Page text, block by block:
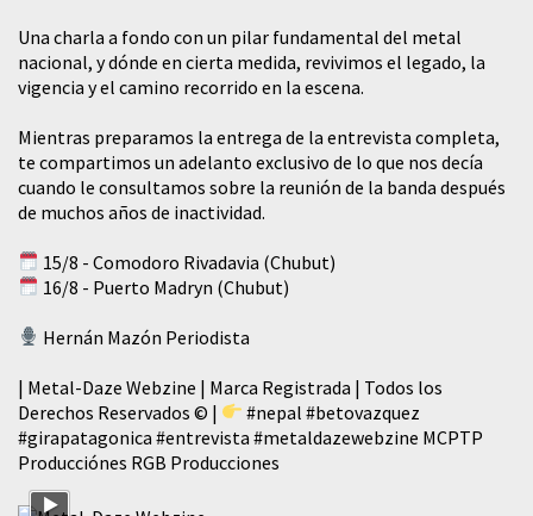
​Una charla a fondo con un pilar fundamental del metal
nacional, y dónde en cierta medida, revivimos el legado, la
vigencia y el camino recorrido en la escena.
Mientras preparamos la entrega de la entrevista completa,
te compartimos un adelanto exclusivo de lo que nos decía
cuando le consultamos sobre la reunión de la banda después
de muchos años de inactividad.
15/8 - Comodoro Rivadavia (Chubut)
16/8 - Puerto Madryn (Chubut)
Hernán Mazón Periodista
| Metal-Daze Webzine | Marca Registrada | Todos los
Derechos Reservados © |
#nepal #betovazquez
#girapatagonica #entrevista #metaldazewebzine MCPTP
Producciónes RGB Producciones